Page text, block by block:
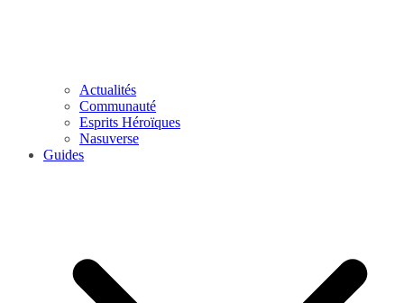
Actualités
Communauté
Esprits Héroïques
Nasuverse
Guides